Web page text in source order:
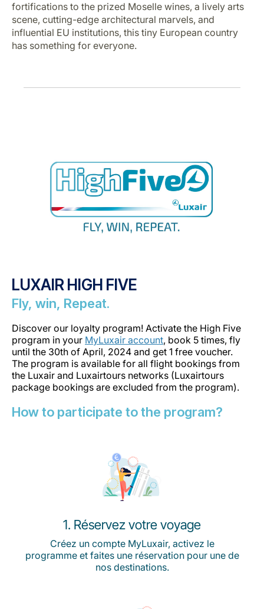
fortifications to the prized Moselle wines, a lively arts
scene, cutting-edge architectural marvels, and
influential EU institutions, this tiny European country
has something for everyone.
LUXAIR HIGH FIVE
Fly, win, Repeat.
Discover our loyalty program! Activate the High Five
program in your MyLuxair account, book 5 times, fly
until the 30th of April, 2024 and get 1 free voucher.
The program is available for all flight bookings from
the Luxair and Luxairtours networks (Luxairtours
package bookings are excluded from the program).
How to participate to the program?
1. Réservez votre voyage
Créez un compte MyLuxair, activez le
programme et faites une réservation pour une de
nos destinations.